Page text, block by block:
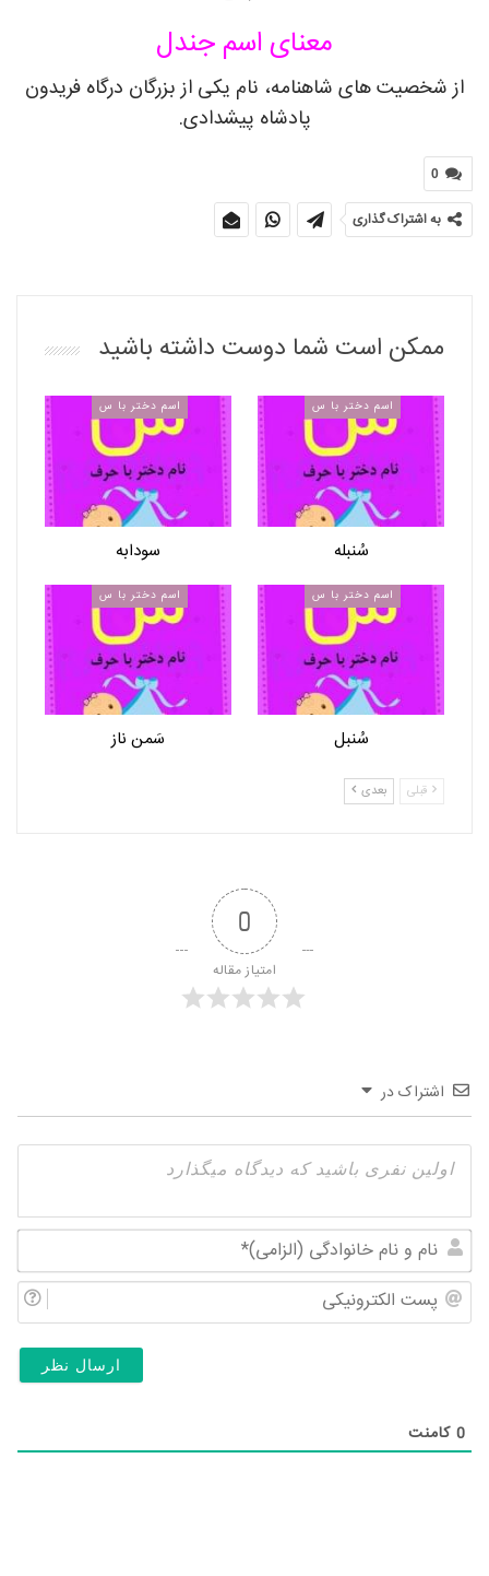
معنای اسم جندل
از شخصیت های شاهنامه، نام یکی از بزرگان درگاه فریدون
پادشاه پیشدادی.
0
به اشتراک گذاری
ممکن است شما دوست داشته باشید
اسم دختر با س
سُنبله
اسم دختر با س
سودابه
اسم دختر با س
سُنبل
اسم دختر با س
سَمن ناز
قبلی بعدی
0
امتیاز مقاله
اشتراک در
و
0 کامنت